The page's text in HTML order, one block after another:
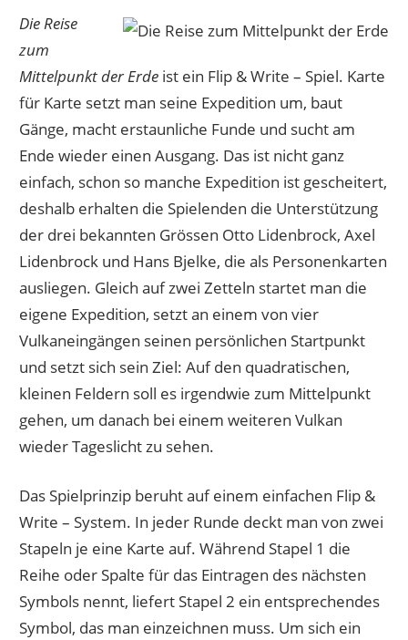
Die Reise
zum
Mittelpunkt der Erde ist ein Flip & Write – Spiel. Karte
für Karte setzt man seine Expedition um, baut
Gänge, macht erstaunliche Funde und sucht am
Ende wieder einen Ausgang. Das ist nicht ganz
einfach, schon so manche Expedition ist gescheitert,
deshalb erhalten die Spielenden die Unterstützung
der drei bekannten Grössen Otto Lidenbrock, Axel
Lidenbrock und Hans Bjelke, die als Personenkarten
ausliegen. Gleich auf zwei Zetteln startet man die
eigene Expedition, setzt an einem von vier
Vulkaneingängen seinen persönlichen Startpunkt
und setzt sich sein Ziel: Auf den quadratischen,
kleinen Feldern soll es irgendwie zum Mittelpunkt
gehen, um danach bei einem weiteren Vulkan
wieder Tageslicht zu sehen.
Das Spielprinzip beruht auf einem einfachen Flip &
Write – System. In jeder Runde deckt man von zwei
Stapeln je eine Karte auf. Während Stapel 1 die
Reihe oder Spalte für das Eintragen des nächsten
Symbols nennt, liefert Stapel 2 ein entsprechendes
Symbol, das man einzeichnen muss. Um sich ein